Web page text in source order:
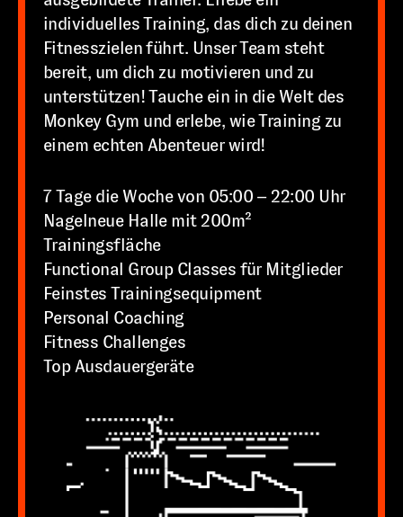
individuelles Training, das dich zu deinen
Fitnesszielen führt. Unser Team steht
bereit, um dich zu motivieren und zu
unterstützen! Tauche ein in die Welt des
Monkey Gym und erlebe, wie Training zu
einem echten Abenteuer wird!
7 Tage die Woche von 05:00 – 22:00 Uhr
Nagelneue Halle mit 200m²
Trainingsfläche
Functional Group Classes für Mitglieder
Feinstes Trainingsequipment
Personal Coaching
Fitness Challenges
Top Ausdauergeräte